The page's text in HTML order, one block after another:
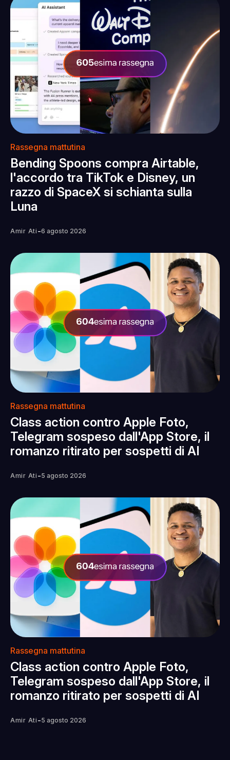
Rassegna mattutina
Bending Spoons compra Airtable,
l'accordo tra TikTok e Disney, un
razzo di SpaceX si schianta sulla
Luna
Amir Ati -6 agosto 2026
Rassegna mattutina
Class action contro Apple Foto,
Telegram sospeso dall'App Store, il
romanzo ritirato per sospetti di AI
Amir Ati -5 agosto 2026
Rassegna mattutina
Class action contro Apple Foto,
Telegram sospeso dall'App Store, il
romanzo ritirato per sospetti di AI
Amir Ati -5 agosto 2026